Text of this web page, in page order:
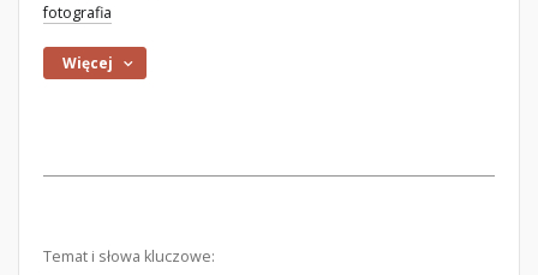
fotografia
Więcej
Temat i słowa kluczowe: